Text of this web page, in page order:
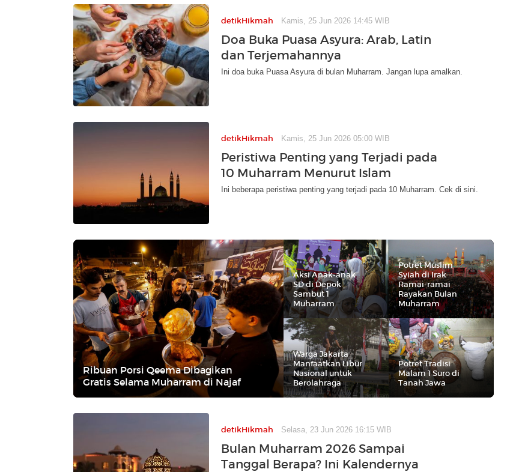
detikHikmah Kamis, 25 Jun 2026 14:45 WIB
Doa Buka Puasa Asyura: Arab, Latin
dan Terjemahannya
Ini doa buka Puasa Asyura di bulan Muharram. Jangan lupa amalkan.
detikHikmah Kamis, 25 Jun 2026 05:00 WIB
Peristiwa Penting yang Terjadi pada
10 Muharram Menurut Islam
Ini beberapa peristiwa penting yang terjadi pada 10 Muharram. Cek di sini.
Ribuan Porsi Qeema Dibagikan
Gratis Selama Muharram di Najaf
Aksi Anak-anak
SD di Depok
Sambut 1
Muharram
Potret Muslim
Syiah di Irak
Ramai-ramai
Rayakan Bulan
Muharram
Warga Jakarta
Manfaatkan Libur
Nasional untuk
Berolahraga
Potret Tradisi
Malam 1 Suro di
Tanah Jawa
detikHikmah Selasa, 23 Jun 2026 16:15 WIB
Bulan Muharram 2026 Sampai
Tanggal Berapa? Ini Kalendernya